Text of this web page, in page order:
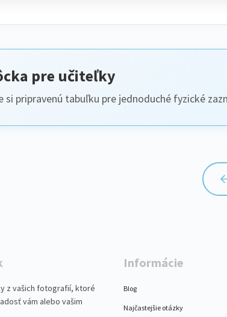
pre učiteľky
si pripravenú tabuľku pre jednoduché fyzické
z vašich fotografií, ktoré
vám alebo vašim
Informácie
Blog
Najčastejšie otázky